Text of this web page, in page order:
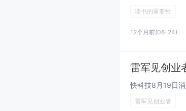
读书的重要性
12个月前(08-24)
雷军见创业
雷军见创业者